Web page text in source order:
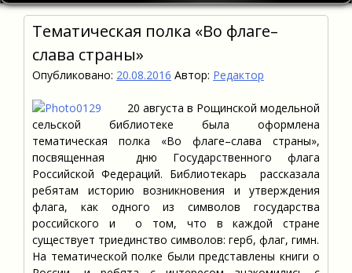
Тематическая полка «Во флаге–
слава страны»
Опубликовано: 20.08.2016 Автор: Редактор
20 августа в Рощинской модельной
сельской библиотеке была оформлена
тематическая полка «Во флаге–слава страны»,
посвященная дню Государственного флага
Российской Федераций. Библиотекарь рассказала
ребятам историю возникновения и утверждения
флага, как одного из символов государства
российского и о том, что в каждой стране
существует триединство символов: герб, флаг, гимн.
На тематической полке были представлены книги о